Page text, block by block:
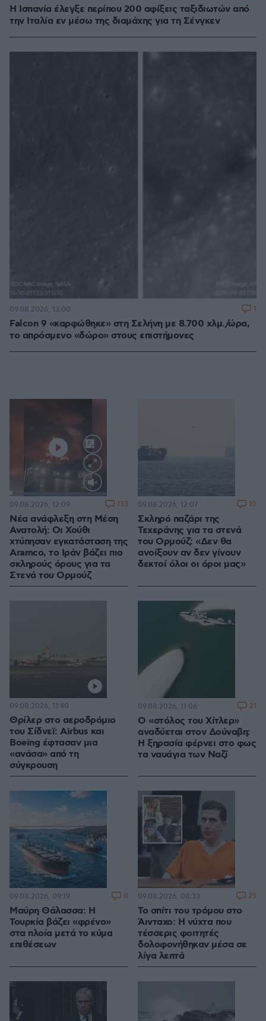
Η Ισπανία έλεγξε περίπου 200 αφίξεις ταξιδιωτών από
την Ιταλία εν μέσω της διαμάχης για τη Σένγκεν
Falcon 9 «καρφώθηκε» στη Σελήνη με 8.700 χλμ./ώρα,
το απρόσμενο «δώρο» στους επιστήμονες
09.08.2026, 13:00 1
Loaded
100.00%
Νέα ανάφλεξη στη Μέση
Ανατολή: Οι Χούθι
χτύπησαν εγκατάσταση της
Aramco, το Ιράν βάζει πιο
σκληρούς όρους για τα
Στενά του Ορμούζ
09.08.2026, 12:09 133
Σκληρό παζάρι της
Τεχεράνης για τα στενά
του Ορμούζ: «Δεν θα
ανοίξουν αν δεν γίνουν
δεκτοί όλοι οι όροι μας»
09.08.2026, 12:07 10
Θρίλερ στο αεροδρόμιο
του Σίδνεϊ: Airbus και
Boeing έφτασαν μια
«ανάσα» από τη
σύγκρουση
09.08.2026, 11:40
Ο «στόλος του Χίτλερ»
αναδύεται στον Δούναβη:
Η ξηρασία φέρνει στο φως
τα ναυάγια των Ναζί
09.08.2026, 11:06 21
Μαύρη Θάλασσα: Η
Τουρκία βάζει «φρένο»
στα πλοία μετά το κύμα
επιθέσεων
09.08.2026, 09:19 8
Το σπίτι του τρόμου στο
Άινταχο: Η νύχτα που
τέσσερις φοιτητές
δολοφονήθηκαν μέσα σε
λίγα λεπτά
09.08.2026, 08:33 25